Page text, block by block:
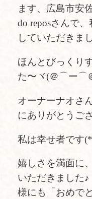
ます、広島市安
do reposさんで
していただきま
ほんとびっくり
た〜ヾ(＠⌒ー⌒
オーナーナオさ
にありがとうご
私は幸せ者です
嬉しさを満面に
いただきました
様にも「おめで